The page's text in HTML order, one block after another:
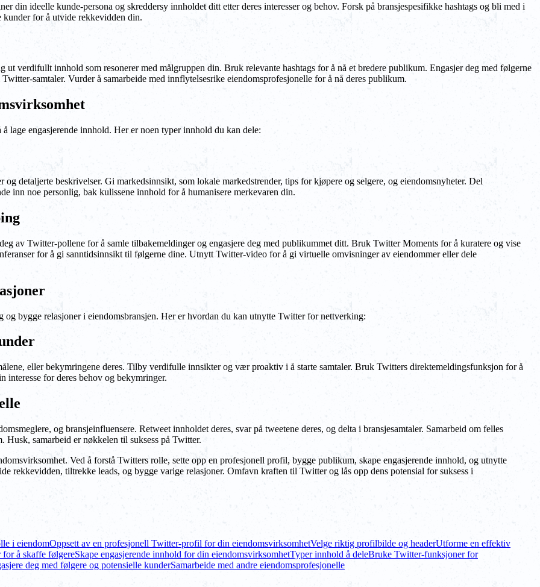
din ideelle kunde-persona og skreddersy innholdet ditt etter deres interesser og behov. Forsk på bransjespesifikke hashtags og bli med i
kunder for å utvide rekkevidden din.
verdifullt innhold som resonerer med målgruppen din. Bruk relevante hashtags for å nå et bredere publikum. Engasjer deg med følgerne
samtaler. Vurder å samarbeide med innflytelsesrike eiendomsprofesjonelle for å nå deres publikum.
lage engasjerende innhold. Her er noen typer innhold du kan dele:
detaljerte beskrivelser. Gi markedsinnsikt, som lokale markedstrender, tips for kjøpere og selgere, og eiendomsnyheter. Del
inn noe personlig, bak kulissene innhold for å humanisere merkevaren din.
av Twitter-pollene for å samle tilbakemeldinger og engasjere deg med publikummet ditt. Bruk Twitter Moments for å kuratere og vise
for å gi sanntidsinnsikt til følgerne dine. Utnytt Twitter-video for å gi virtuelle omvisninger av eiendommer eller dele
bygge relasjoner i eiendomsbransjen. Her er hvordan du kan utnytte Twitter for nettverking:
eller bekymringene deres. Tilby verdifulle innsikter og vær proaktiv i å starte samtaler. Bruk Twitters direktemeldingsfunksjon for å
interesse for deres behov og bekymringer.
og bransjeinfluensere. Retweet innholdet deres, svar på tweetene deres, og delta i bransjesamtaler. Samarbeid om felles
samarbeid er nøkkelen til suksess på Twitter.
Ved å forstå Twitters rolle, sette opp en profesjonell profil, bygge publikum, skape engasjerende innhold, og utnytte
rekkevidden, tiltrekke leads, og bygge varige relasjoner. Omfavn kraften til Twitter og lås opp dens potensial for suksess i
i eiendomOppsett av en profesjonell Twitter-profil for din eiendomsvirksomhetVelge riktig profilbilde og headerUtforme en effektiv
for å skaffe følgereSkape engasjerende innhold for din eiendomsvirksomhetTyper innhold å deleBruke Twitter-funksjoner for
deg med følgere og potensielle kunderSamarbeide med andre eiendomsprofesjonelle